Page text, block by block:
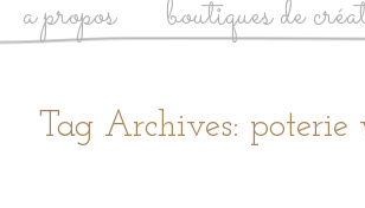
a propos boutiques de
Tag Archives: poterie